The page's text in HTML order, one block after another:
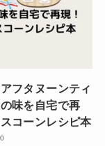
アフタヌーンティ
味を自宅で再
コーンレシピ本